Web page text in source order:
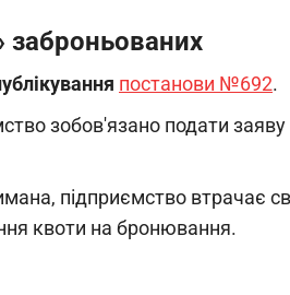
заброньованих
постанови №692.
зобов'язано подати
підприємство втрачає
квоти на бронювання.